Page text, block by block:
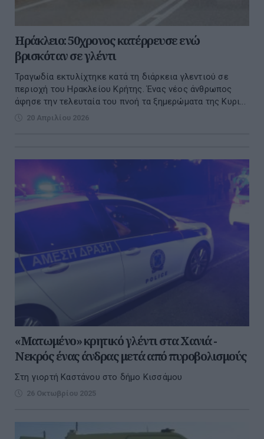
Ηράκλειο: 50χρονος κατέρρευσε ενώ
βρισκόταν σε γλέντι
Τραγωδία εκτυλίχτηκε κατά τη διάρκεια γλεντιού σε
περιοχή του Ηρακλείου Κρήτης. Ένας νέος άνθρωπος
άφησε την τελευταία του πνοή τα ξημερώματα της Κυρι...
20 Απριλίου 2026
«Ματωμένο» κρητικό γλέντι στα Χανιά -
Νεκρός ένας άνδρας μετά από πυροβολισμούς
Στη γιορτή Καστάνου στο δήμο Κισσάμου
26 Οκτωβρίου 2025